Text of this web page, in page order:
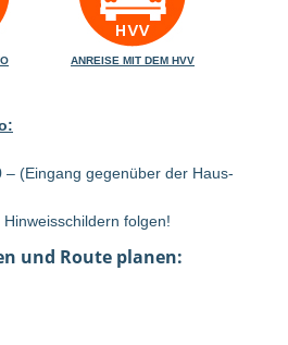
ANREISE MIT DEM HVV
– (Eingang gegenüber der Haus-
folgen!
und Route planen: